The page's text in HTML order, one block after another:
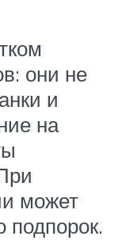
они не
и
на
может
подпорок.